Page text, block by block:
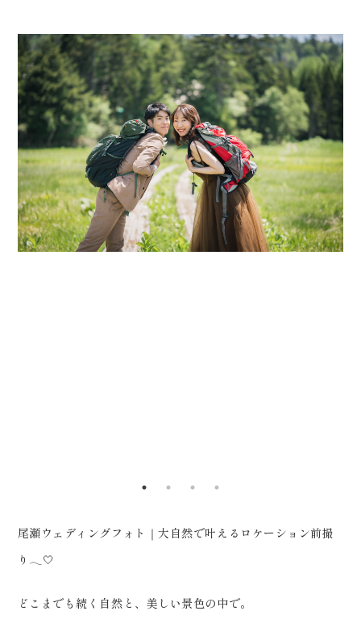
来店のご予約
お問い合わせ
プライバシーポリシー
くださるおふたり。 一瞬一瞬が本
当に楽しくて撮影している私たち
まで 幸せな気持ちになる特別な時
間でした。 結婚式当日にも前撮り
のお写真をたくさん飾ってくださ
り、 おふたりの大切な一日に関わ
れたことを 心から嬉しく思いま
す。 𓂃𓂃𓂃𓂃𓂃𓂃𓂃𓂃𓂃𓂃
ReiMei＋では、 ウェディング
をいたします
Life is fantastic. 最高の人生
を、ともに。 ウェディングフォト
スタジオ「ReiMei+」 場所:福島
尾瀬ウェディングフォト｜大自然で叶えるロケーション前撮
り𓂃🤍
どこまでも続く自然と、美しい景色の中で。